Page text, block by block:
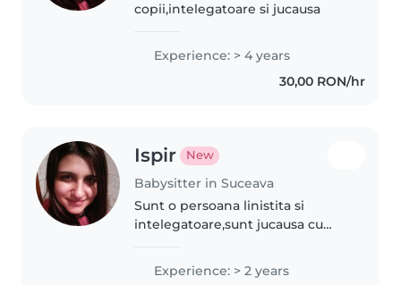
copii,intelegatoare si jucausa
Experience: > 4 years
30,00 RON/hr
Ispir New
Babysitter in Suceava
Sunt o persoana linistita si
intelegatoare,sunt jucausa cu
Experience: > 2 years